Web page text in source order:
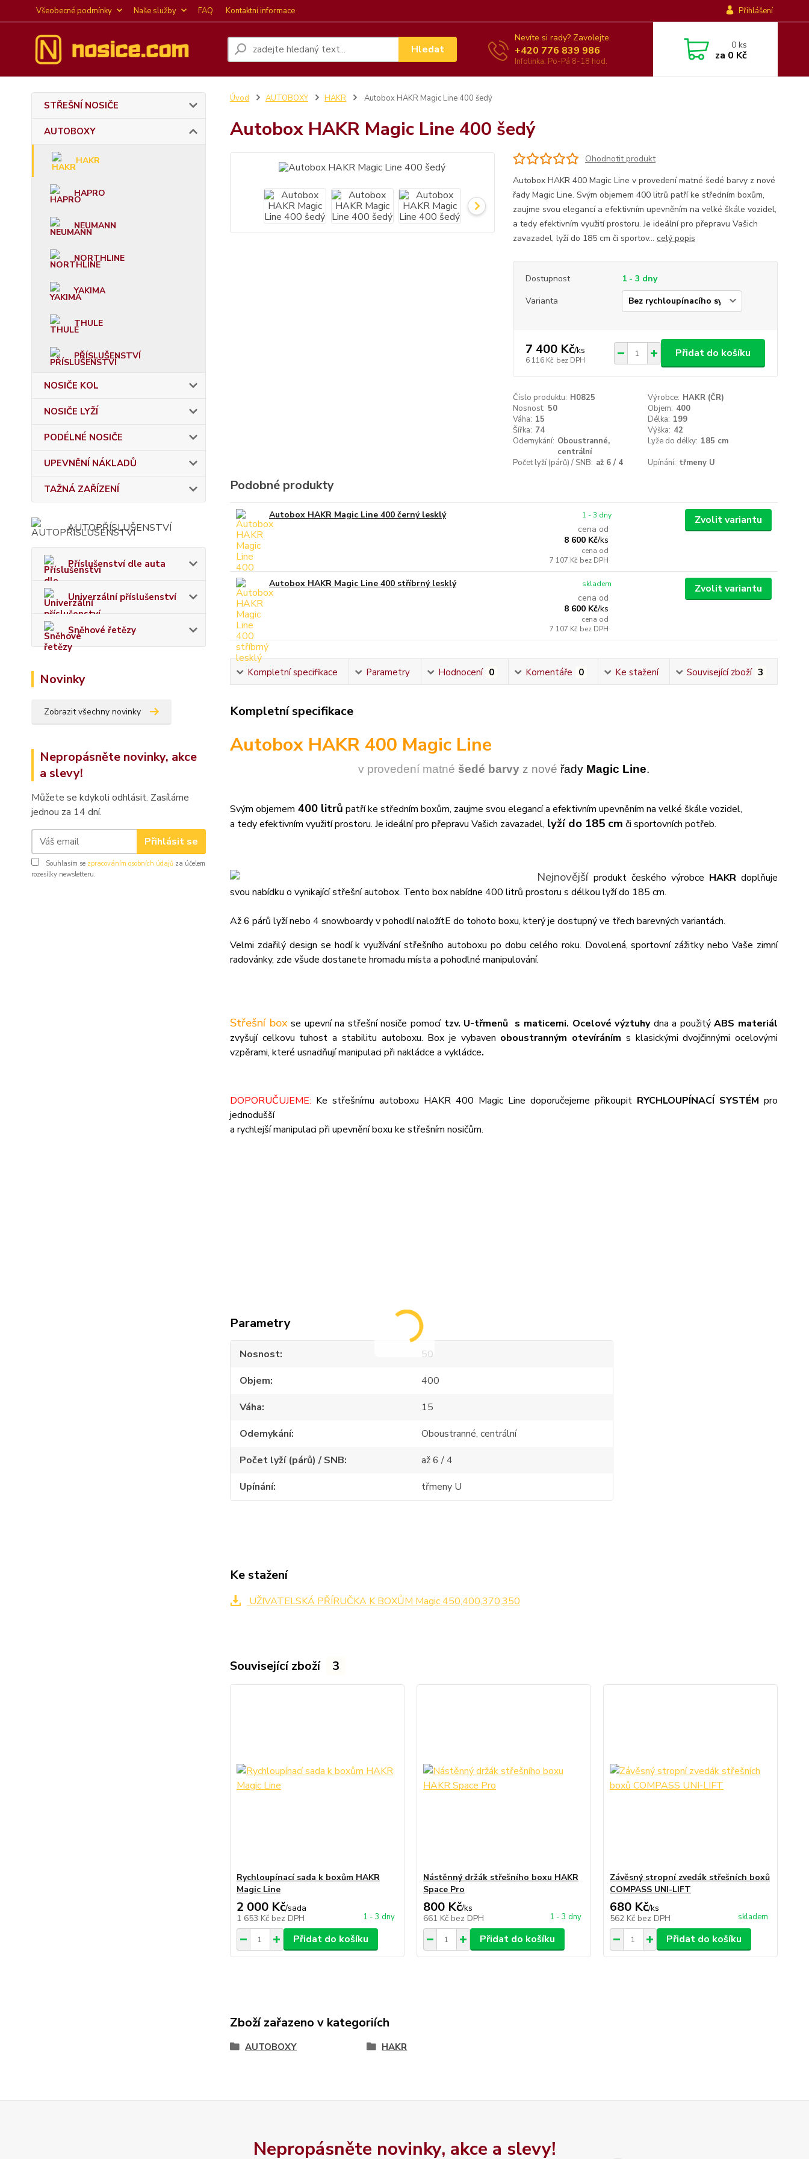
Všeobecné podmínky Naše služby FAQ Kontaktní informace Přihlášení
Hledat
Nevíte si rady? Zavolejte.
+420 776 839 986
Infolinka: Po-Pá 8-18 hod.
0ks
za 0 Kč
STŘEŠNÍ NOSIČE
AUTOBOXY
HAKR
HAPRO
NEUMANN
NORTHLINE
YAKIMA
THULE
PŘÍSLUŠENSTVÍ
NOSIČE KOL
NOSIČE LYŽÍ
PODÉLNÉ NOSIČE
UPEVNĚNÍ NÁKLADŮ
TAŽNÁ ZAŘÍZENÍ
AUTOPŘÍSLUŠENSTVÍ
Příslušenství dle auta
Univerzální příslušenství
Sněhové řetězy
Novinky
Zobrazit všechny novinky
Nepropásněte novinky, akce
a slevy!
Můžete se kdykoli odhlásit. Zasíláme
jednou za 14 dní.
Přihlásit se
Souhlasím se zpracováním osobních údajů za účelem
rozesílky newsletteru.
Úvod AUTOBOXY HAKR Autobox HAKR Magic Line 400 šedý
Autobox HAKR Magic Line 400 šedý
Ohodnotit produkt
Autobox HAKR 400 Magic Line v provedení matné šedé barvy z nové
řady Magic Line. Svým objemem 400 litrů patří ke středním boxům,
zaujme svou elegancí a efektivním upevněním na velké škále vozidel,
a tedy efektivním využití prostoru. Je ideální pro přepravu Vašich
zavazadel, lyží do 185 cm či sportov... celý popis
Dostupnost
1 - 3 dny
Varianta
7 400 Kč/ks
6 116 Kč bez DPH
Přidat do košíku
Číslo produktu: H0825 Výrobce: HAKR (ČR)
Nosnost: 50 Objem: 400
Váha: 15 Délka: 199
Šířka: 74 Výška: 42
Odemykání: Oboustranné,
centrální
Lyže do délky: 185 cm
Počet lyží (párů) / SNB: až 6 / 4 Upínání: třmeny U
Podobné produkty
Autobox HAKR Magic Line 400 černý lesklý
cena od
8 600 Kč/ks
cena od
7 107 Kč bez DPH
1 - 3 dny Zvolit variantu
Autobox HAKR Magic Line 400 stříbrný lesklý
cena od
8 600 Kč/ks
cena od
7 107 Kč bez DPH
skladem Zvolit variantu
Kompletní specifikace Parametry Hodnocení 0 Komentáře 0 Ke stažení Související zboží 3
Kompletní specifikace
Autobox HAKR 400 Magic Line
v provedení matné šedé barvy z nové řady Magic Line.
Svým objemem 400 litrů patří ke středním boxům, zaujme svou elegancí a efektivním upevněním na velké škále vozidel,
a tedy efektivním využití prostoru. Je ideální pro přepravu Vašich zavazadel, lyží do 185 cm či sportovních potřeb.
Nejnovější produkt českého výrobce HAKRdoplňuje
svou nabídku o vynikající střešní autobox. Tento box nabídne 400 litrů prostoru s délkou lyží do 185 cm.
Až 6 párů lyží nebo 4 snowboardy v pohodlí naložítE do tohoto boxu, který je dostupný ve třech barevných variantách.
Velmi zdařilý design se hodí k využívání střešního autoboxu po dobu celého roku. Dovolená, sportovní zážitky nebo Vaše zimní
radovánky, zde všude dostanete hromadu místa a pohodlné manipulování.
Střešní boxse upevní na střešní nosiče pomocí tzv. U-třmenů s maticemi. Ocelové výztuhydna a použitýABS materiál
zvyšují celkovu tuhost a stabilitu autoboxu. Box je vybaven oboustranným otevíráním s klasickými dvojčinnými ocelovými
vzpěrami, které usnadňují manipulaci při nakládce a vykládce.
DOPORUČUJEME: Ke střešnímu autoboxu HAKR 400 Magic Line doporučejeme přikoupit RYCHLOUPÍNACÍ SYSTÉM pro
jednodušší
a rychlejší manipulaci při upevnění boxu ke střešním nosičům.
Parametry
Nosnost
50
Objem
400
Váha
15
Odemykání
Oboustranné, centrální
Počet lyží (párů) / SNB
až 6 / 4
Upínání
třmeny U
Ke stažení
UŽIVATELSKÁ PŘÍRUČKA K BOXŮM Magic 450,400,370,350
Související zboží 3
Rychloupínací sada k boxům HAKR
Magic Line
2 000 Kč/sada
1 653 Kč bez DPH 1 - 3 dny
Přidat do košíku
Nástěnný držák střešního boxu HAKR
Space Pro
800 Kč/ks
661 Kč bez DPH 1 - 3 dny
Přidat do košíku
Závěsný stropní zvedák střešních boxů
COMPASS UNI-LIFT
680 Kč/ks
562 Kč bez DPH skladem
Přidat do košíku
Zboží zařazeno v kategoriích
AUTOBOXY HAKR
Nepropásněte novinky, akce a slevy!